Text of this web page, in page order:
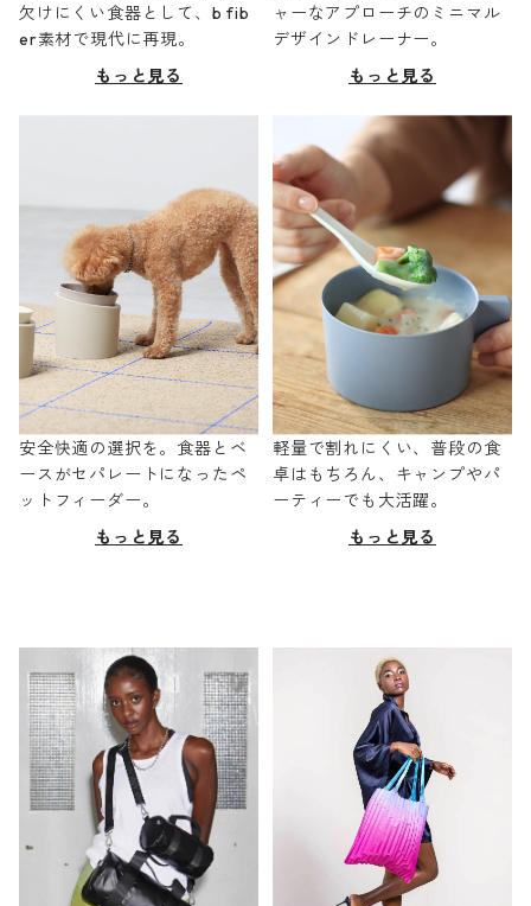
欠けにくい食器として、b fib
er素材で現代に再現。
もっと見る
ャーなアプローチのミニマル
デザインドレーナー。
もっと見る
安全快適の選択を。食器とベ
ースがセパレートになったペ
ットフィーダー。
もっと見る
軽量で割れにくい、普段の食
卓はもちろん、キャンプやパ
ーティーでも大活躍。
もっと見る